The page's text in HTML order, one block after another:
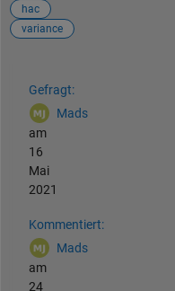
hac
variance
Gefragt:
Mads
am
16
Mai
2021
Kommentiert:
Mads
am
24